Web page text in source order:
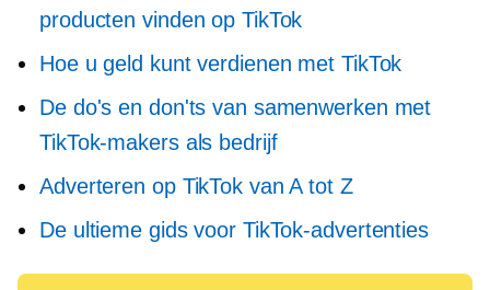
producten vinden op TikTok
Hoe u geld kunt verdienen met TikTok
De do's en don'ts van samenwerken met
TikTok-makers als bedrijf
Adverteren op TikTok van A tot Z
De ultieme gids voor TikTok-advertenties